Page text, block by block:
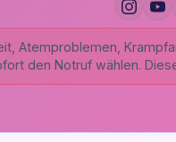
Atemproblemen,
den Notruf wählen.